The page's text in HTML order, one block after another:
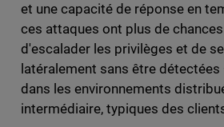
et une capacité de réponse en
ces attaques ont plus de
d'escalader les privilèges et de
latéralement sans être
dans les environnements
intermédiaire, typiques des